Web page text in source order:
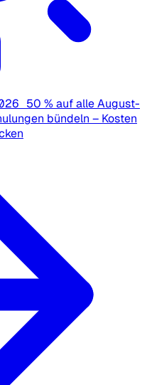
50 % auf alle August-
bündeln – Kosten